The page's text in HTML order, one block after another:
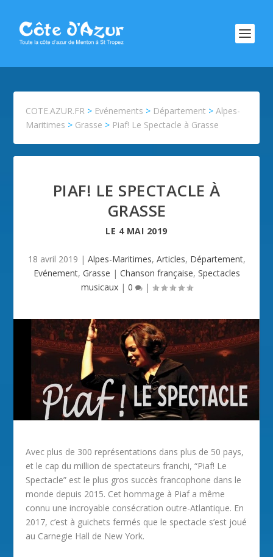
COTE.AZUR.FR > Evénements > Département >Alpes-
Maritimes > Grasse > Piaf! Le Spectacle à Grasse
PIAF! LE SPECTACLE À
GRASSE
LE 4 MAI 2019
18 avril 2019 | Alpes-Maritimes, Articles, Département,
Evénement, Grasse | Chanson française, Spectacles
musicaux| 0 |
Avec plus de 300 représentations dans plus de 50 pays,
et le cap du million de spectateurs franchi, “Piaf! Le
Spectacle” est le plus gros succès francophone dans le
monde depuis 2015. Cet hommage à Piaf a même
connu une incroyable consécration outre-Atlantique. En
2017, c’est à guichets fermés que le spectacle s’est joué
au Carnegie Hall de New York.